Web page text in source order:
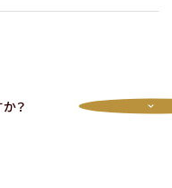
居者様募集を行っている
？